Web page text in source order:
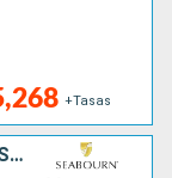
+Tasas
TÚNEZ, ITALIA, MONACO, FRANCIA, ESPAÑA